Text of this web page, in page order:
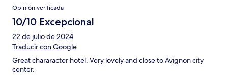
Opinión verificada
10/10 Excepcional
22 de julio de 2024
Traducir con Google
Great chararacter hotel. Very lovely and close to Avignon city
center.